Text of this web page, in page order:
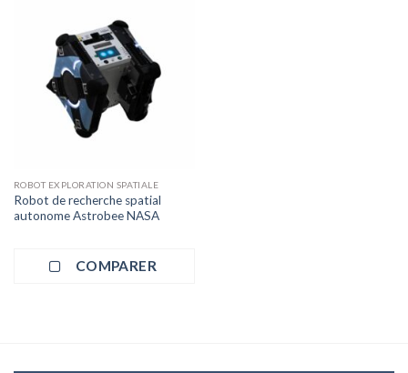
ROBOT EXPLORATION SPATIALE
Robot de recherche spatial
autonome Astrobee NASA
COMPARER